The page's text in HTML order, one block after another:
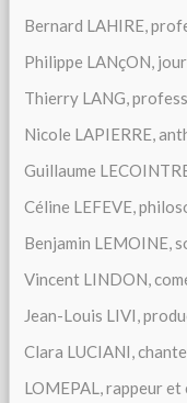
Bernard LAHIRE,
Philippe LANçON,
Thierry LANG,
Nicole LAPIERRE,
Guillaume
Céline LEFEVE,
Benjamin LEMOINE,
Vincent LINDON,
Jean-Louis LIVI,
Clara LUCIANI,
LOMEPAL, rappeur